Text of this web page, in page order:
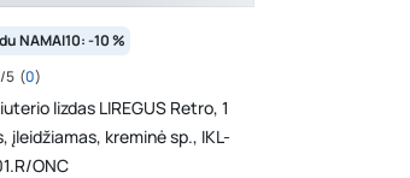
NAMAI10: -10 %
5 (0)
lizdas LIREGUS Retro, 1
įleidžiamas, kreminė sp., IKL-
ONC